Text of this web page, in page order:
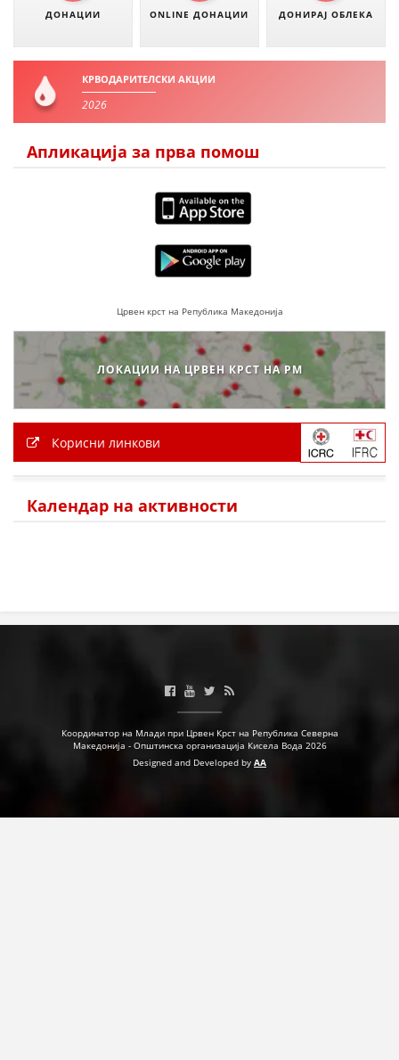
ДОНАЦИИ ONLINE ДОНАЦИИ ДОНИРАЈ ОБЛЕКА
КРВОДАРИТЕЛСКИ АКЦИИ
2026
Апликација за прва помош
Црвен крст на Република Македонија
ЛОКАЦИИ НА ЦРВЕН КРСТ НА РМ
Корисни линкови
Календар на активности
Координатор на Млади при Црвен Крст на Република Северна
Македонија - Општинска организација Кисела Вода 2026
Designed and Developed by AA